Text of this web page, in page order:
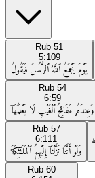
Rub 51
5:109
يَوْمَ يَجْمَعُ ٱللَّهُ ٱلرُّسُلَ فَيَقُولُ
Rub 54
6:59
وَعِندَهُۥ مَفَاتِحُ ٱلْغَيْبِ لَا يَعْلَمُهَآ
Rub 57
6:111
وَلَوْ أَنَّنَا نَزَّلْنَآ إِلَيْهِمُ ٱلْمَلَـٰٓئِكَةَ
Rub 60